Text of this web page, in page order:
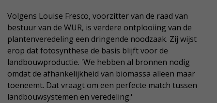
Volgens Louise Fresco, voorzitter van de raad van
bestuur van de WUR, is verdere ontplooiing van de
plantenveredeling een dringende noodzaak. Zij wijst
erop dat fotosynthese de basis blijft voor de
landbouwproductie. 'We hebben al bronnen nodig
omdat de afhankelijkheid van biomassa alleen maar
toeneemt. Dat vraagt om een perfecte match tussen
landbouwsystemen en veredeling.'